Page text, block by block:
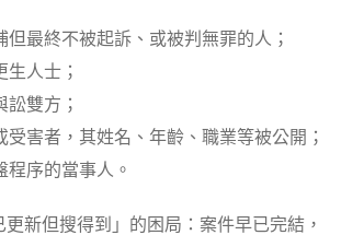
但最終不被起訴、或被判無罪的人；
人士；
雙方；
受害者，其姓名、年齡、職業等被公開；
序的當事人。
新但搜得到」的困局：案件早已完結，